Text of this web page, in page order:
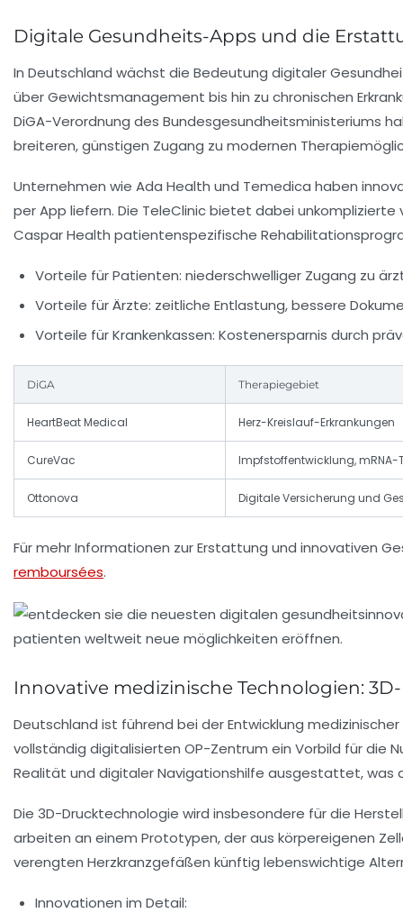
Digitale Gesundheits-Apps und die
In Deutschland wächst die Bedeutung digitaler
über Gewichtsmanagement bis hin zu chronischen
DiGA-Verordnung des Bundesgesundheitsministeriums
breiteren, günstigen Zugang zu modernen
Unternehmen wie Ada Health und Temedica haben
per App liefern. Die TeleClinic bietet dabei
Caspar Health patientenspezifische
Vorteile für Patienten: niederschwelliger Zugang zu
Vorteile für Ärzte: zeitliche Entlastung, bessere
Vorteile für Krankenkassen: Kostenersparnis durch
DiGA Therapiegebiet
HeartBeat Medical Herz-Kreislauf-Erkrankungen
CureVac Impfstoffentwicklung, mRNA-
Ottonova Digitale Versicherung und
Für mehr Informationen zur Erstattung und innovativen
remboursées.
Innovative medizinische Technologien:
Deutschland ist führend bei der Entwicklung
vollständig digitalisierten OP-Zentrum ein Vorbild für die
Realität und digitaler Navigationshilfe ausgestattet, was
Die 3D-Drucktechnologie wird insbesondere für die
arbeiten an einem Prototypen, der aus körpereigenen
verengten Herzkranzgefäßen künftig lebenswichtige
Innovationen im Detail: